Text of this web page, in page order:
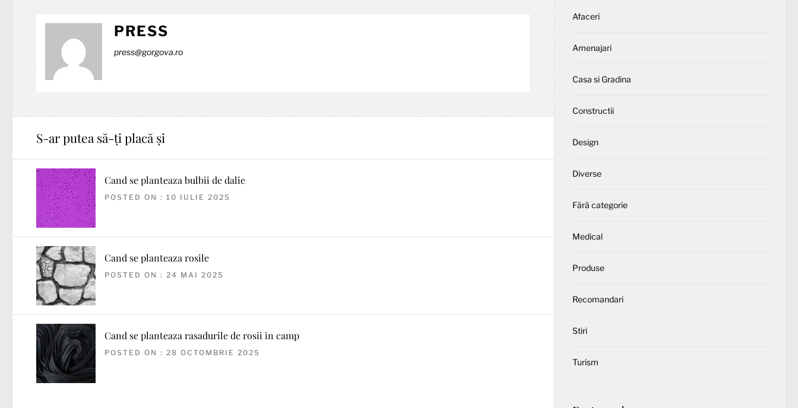
PRESS
press@gorgova.ro
S-ar putea să-ți placă și
Cand se planteaza bulbii de dalie
POSTED ON : 10 IULIE 2025
Cand se planteaza rosile
POSTED ON : 24 MAI 2025
Cand se planteaza rasadurile de rosii in camp
POSTED ON : 28 OCTOMBRIE 2025
Afaceri
Amenajari
Casa si Gradina
Constructii
Design
Diverse
Fără categorie
Medical
Produse
Recomandari
Stiri
Turism